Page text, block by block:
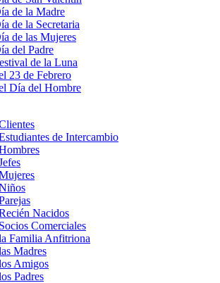
de la Madre
de la Secretaria
de las Mujeres
del Padre
de la Luna
23 de Febrero
Día del Hombre
de Intercambio
Nacidos
Comerciales
Familia Anfitriona
Madres
Amigos
Padres